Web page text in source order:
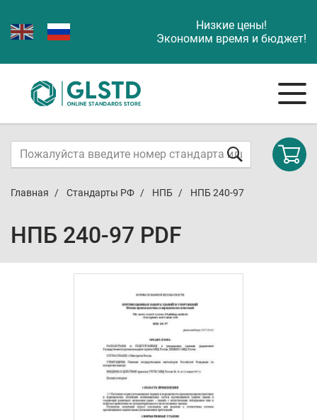
Низкие цены!
Экономим время и бюджет!
Главная Стандарты РФ НПБ НПБ 240-97
НПБ 240-97 PDF